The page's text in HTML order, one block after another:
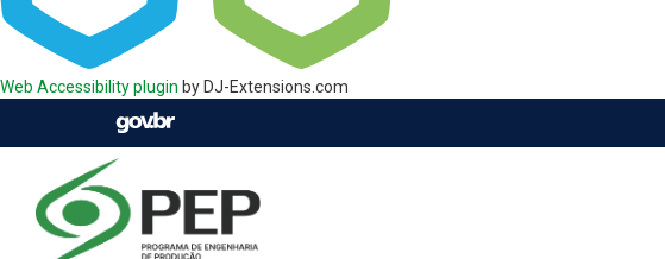
Web Accessibility plugin by DJ-Extensions.com